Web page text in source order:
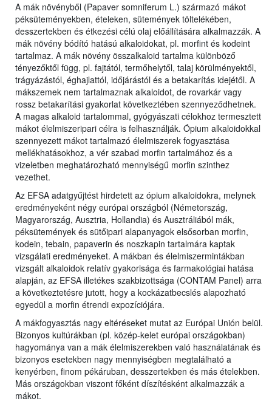
A mák növényből (Papaver somniferum L.) származó mákot
péksüteményekben, ételeken, sütemények töltelékében,
desszertekben és étkezési célú olaj előállítására alkalmazzák. A
mák növény bódító hatású alkaloidokat, pl. morfint és kodeint
tartalmaz. A mák növény összalkaloid tartalma különböző
tényezőktől függ, pl. fajtától, termőhelytől, talaj körülményektől,
trágyázástól, éghajlattól, időjárástól és a betakarítás idejétől. A
mákszemek nem tartalmaznak alkaloidot, de rovarkár vagy
rossz betakarítási gyakorlat következtében szennyeződhetnek.
A magas alkaloid tartalommal, gyógyászati célokhoz termesztett
mákot élelmiszeripari célra is felhasználják. Ópium alkaloidokkal
szennyezett mákot tartalmazó élelmiszerek fogyasztása
mellékhatásokhoz, a vér szabad morfin tartalmához és a
vizeletben meghatározható mennyiségű morfin szinthez
vezethet.
Az EFSA adatgyűjtést hirdetett az ópium alkaloidokra, melynek
eredményeként négy európai országból (Németország,
Magyarország, Ausztria, Hollandia) és Ausztráliából mák,
péksütemények és sütőipari alapanyagok elsősorban morfin,
kodein, tebain, papaverin és noszkapin tartalmára kaptak
vizsgálati eredményeket. A mákban és élelmiszermintákban
vizsgált alkaloidok relatív gyakorisága és farmakológiai hatása
alapján, az EFSA illetékes szakbizottsága (CONTAM Panel) arra
a következtetésre jutott, hogy a kockázatbecslés alapozható
egyedül a morfin étrendi expozíciójára.
A mákfogyasztás nagy eltéréseket mutat az Európai Unión belül.
Bizonyos kultúrákban (pl. közép-kelet európai országokban)
hagyománya van a mák élelmiszerekben való használatának és
bizonyos esetekben nagy mennyiségben megtalálható a
kenyérben, finom pékáruban, desszertekben és más ételekben.
Más országokban viszont főként díszítésként alkalmazzák a
mákot.